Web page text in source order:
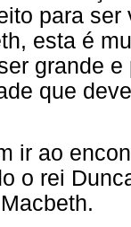
para
esta é
grande
que
ir ao
o rei